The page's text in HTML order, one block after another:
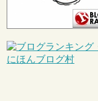
にほんブログ村